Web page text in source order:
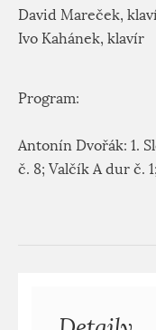
David Mareček,
Ivo Kahánek, klavír
Program:
Antonín Dvořák: 1.
č. 8; Valčík A dur č.